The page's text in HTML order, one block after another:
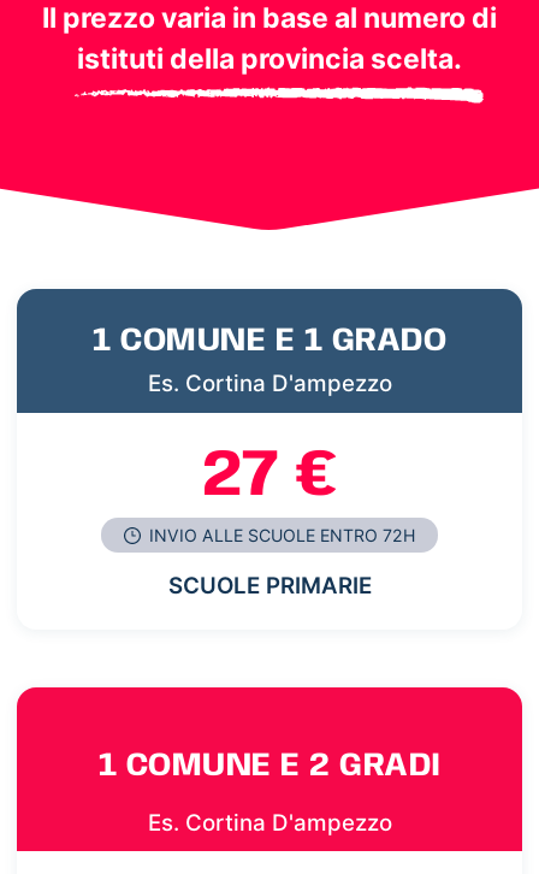
Il prezzo varia in base al numero di
istituti della provincia scelta.
1 COMUNE E 1 GRADO
Es. Cortina D'ampezzo
27 €
INVIO ALLE SCUOLE ENTRO 72H
SCUOLE PRIMARIE
1 COMUNE E 2 GRADI
Es. Cortina D'ampezzo